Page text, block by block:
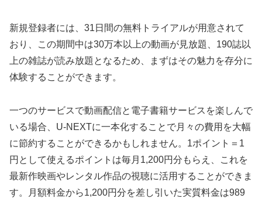
新規登録者には、31日間の無料トライアルが用意されて
おり、この期間中は30万本以上の動画が見放題、190誌以
上の雑誌が読み放題となるため、まずはその魅力を存分に
体験することができます。
一つのサービスで動画配信と電子書籍サービスを楽しんで
いる場合、U-NEXTに一本化することで月々の費用を大幅
に節約することができるかもしれません。1ポイント＝1
円として使えるポイントは毎月1,200円分もらえ、これを
最新作映画やレンタル作品の視聴に活用することができま
す。月額料金から1,200円分を差し引いた実質料金は989